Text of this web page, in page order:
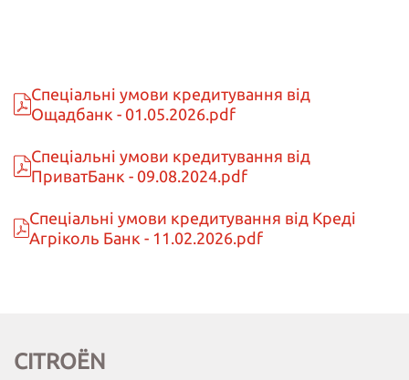
Спеціальні умови кредитування від
Ощадбанк - 01.05.2026.pdf
Спеціальні умови кредитування від
ПриватБанк - 09.08.2024.pdf
Спеціальні умови кредитування від Креді
Агріколь Банк - 11.02.2026.pdf
CITROËN